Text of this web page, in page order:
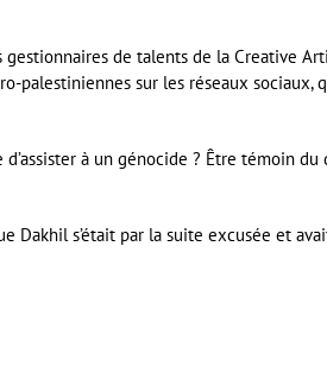
gestionnaires de talents de la Creative
palestiniennes sur les réseaux sociaux,
d’assister à un génocide ? Être témoin
Dakhil s’était par la suite excusée et